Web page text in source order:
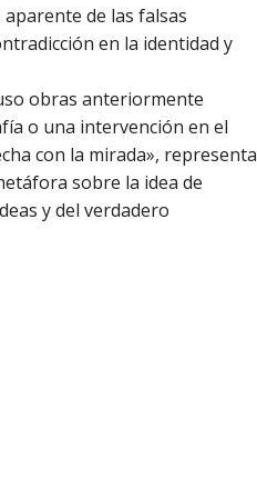
de las falsas
en la identidad y
obras anteriormente
o una intervención en el
con la mirada», representa
sobre la idea de
y del verdadero